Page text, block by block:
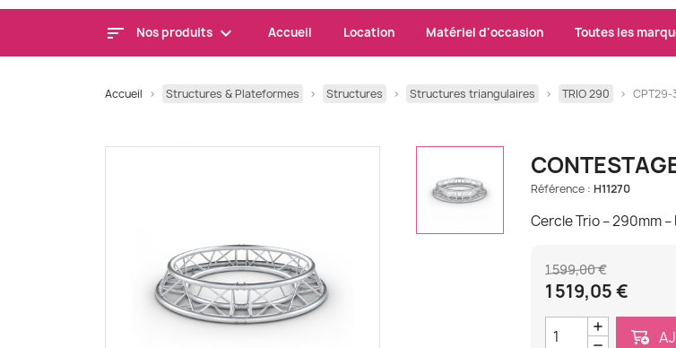
Nos produits Accueil Location Matériel d'occasion Toutes les
Accueil Structures & Plateformes Structures Structures triangulaires TRIO 290 CPT29-
Référence : H11270
Cercle Trio – 290mm
1 599,00 €
1 519,05 €